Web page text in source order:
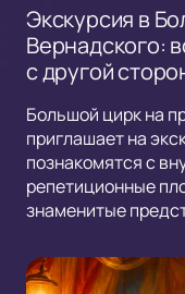
Экскурсия в
Вернадского:
с другой
Большой цирк на
приглашает на
познакомятся с
репетиционные
знаменитые